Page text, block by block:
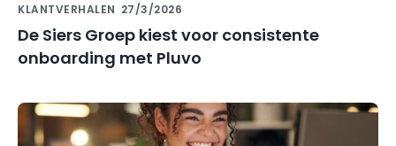
KLANTVERHALEN 27/3/2026
De Siers Groep kiest voor consistente
onboarding met Pluvo